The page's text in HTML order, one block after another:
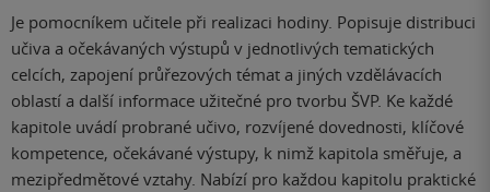
Je pomocníkem učitele při realizaci hodiny. Popisuje distribuci
učiva a očekávaných výstupů v jednotlivých tematických
celcích, zapojení průřezových témat a jiných vzdělávacích
oblastí a další informace užitečné pro tvorbu ŠVP. Ke každé
kapitole uvádí probrané učivo, rozvíjené dovednosti, klíčové
kompetence, očekávané výstupy, k nimž kapitola směřuje, a
mezipředmětové vztahy. Nabízí pro každou kapitolu praktické